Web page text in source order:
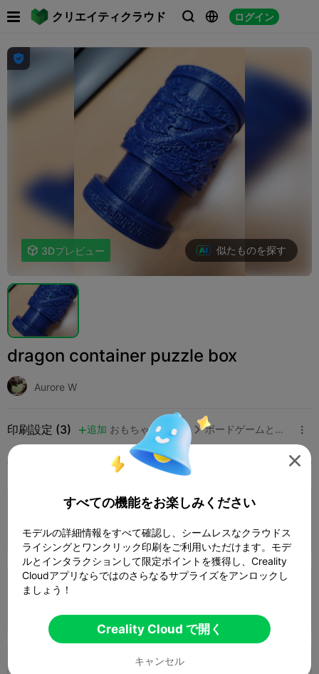
クリエイティクラウド   ログイン
 

 3Dプレビュー 似たものを探す
dragon container puzzle box
Aurore W
印刷設定 (3) 追加 おもちゃとゲーム  ボードゲームとカードゲーム 
K2 Plus K2 Pro
0.2mm layer, 4 walls, 30% infill
 02h 40m  1 プレート  56.57g
0.2mm layer, 2 walls, 15% infill

すべての機能をお楽しみください
モデルの詳細情報をすべて確認し、シームレスなクラウドス
ライシングとワンクリック印刷をご利用いただけます。モデ
ルとインタラクションして限定ポイントを獲得し、Creality
Cloudアプリならではのさらなるサプライズをアンロックし
ましょう！
Creality Cloud で開く
キャンセル